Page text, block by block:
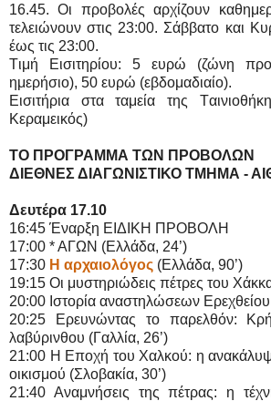
16.45. Oι προβολές αρχίζουν
τελειώνουν στις 23:00. Σάββατο και
έως τις 23:00.
Tιμή Eισιτηρίου: 5 ευρώ (ζώνη
ημερήσιο), 50 ευρώ (εβδομαδιαίο).
Eισιτήρια στα ταμεία της
Kεραμεικός)
ΤΟ ΠΡΟΓΡΑΜΜΑ ΤΩΝ ΠΡΟΒΟΛΩΝ
ΔΙΕΘΝΕΣ ΔΙΑΓΩΝΙΣΤΙΚΟ ΤΜΗΜΑ -
Δευτέρα 17.10
16:45 Έναρξη EIΔIKH ΠPOBOΛH
17:00 * AΓΩN (Ελλάδα, 24’)
17:30 H αρχαιολόγος (Ελλάδα, 90’)
19:15 Oι μυστηριώδεις πέτρες του
20:00 Ιστορία αναστηλώσεων
20:25 Ερευνώντας το παρελθόν:
λαβύρινθου (Γαλλία, 26’)
21:00 H Εποχή του Χαλκού: η
οικισμού (Σλοβακία, 30’)
21:40 Αναμνήσεις της πέτρας: η